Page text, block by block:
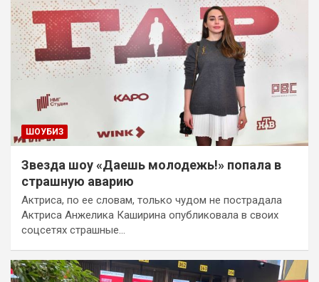
ШОУБИЗ
Звезда шоу «Даешь молодежь!» попала в
страшную аварию
Актриса, по ее словам, только чудом не пострадала
Актриса Анжелика Каширина опубликовала в своих
соцсетях страшные…